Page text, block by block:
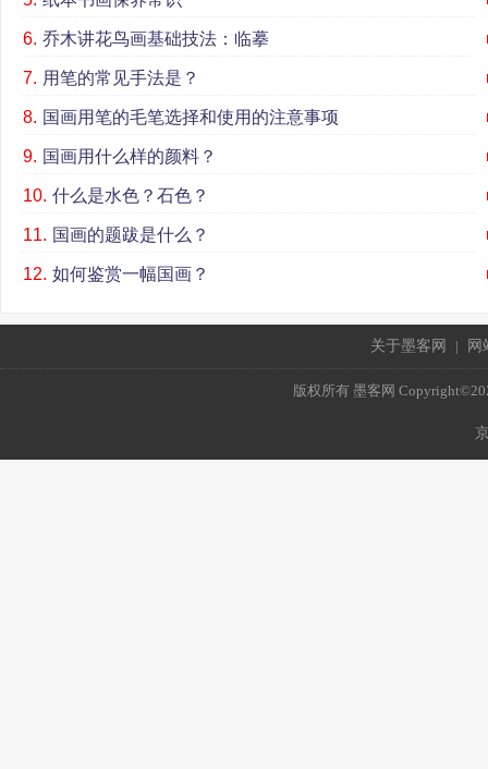
6. 乔木讲花鸟画基础技法：临摹
7. 用笔的常见手法是？
8. 国画用笔的毛笔选择和使用的注意事项
9. 国画用什么样的颜料？
10. 什么是水色？石色？
11. 国画的题跋是什么？
12. 如何鉴赏一幅国画？
关于墨客网 | 网
版权所有 墨客网